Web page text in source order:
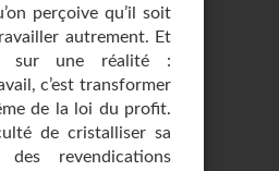
perçoive qu’il soit
autrement. Et
sur une réalité :
c’est transformer
de la loi du profit.
de cristalliser sa
revendications